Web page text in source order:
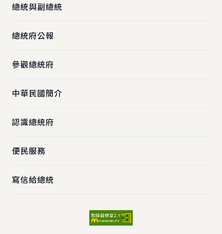
總統與副總統
總統府公報
參觀總統府
中華民國簡介
認識總統府
便民服務
寫信給總統